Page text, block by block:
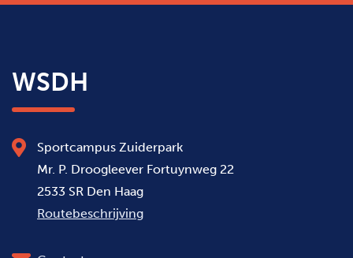
WSDH
Sportcampus Zuiderpark
Mr. P. Droogleever Fortuynweg 22
2533 SR Den Haag
Routebeschrijving